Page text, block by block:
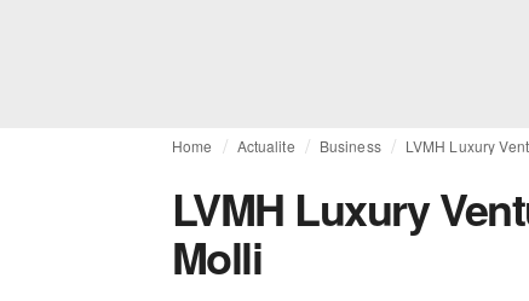
Home Actualite Business LVMH Luxury
LVMH Luxury
Molli